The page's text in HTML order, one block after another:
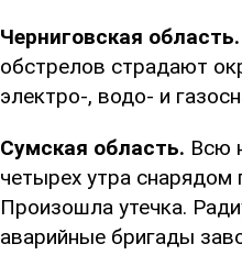
Черниговская область.
обстрелов страдают
электро-, водо- и
Сумская область. Всю
четырех утра
Произошла утечка.
аварийные бригады